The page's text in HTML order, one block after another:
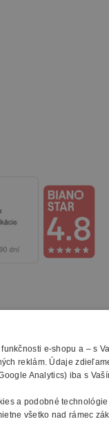
e-shopu a – s
reklám. Údaje
Analytics) iba s
a podobné
všetko nad rámec